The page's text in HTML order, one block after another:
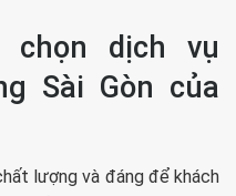
chọn dịch vụ
Sài Gòn của
lượng và đáng để khách